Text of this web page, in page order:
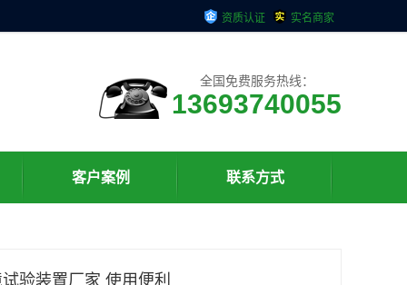
资质认证 实名商家
全国免费服务热线：
13693740055
客户案例 联系方式
验装置厂家 使用便利